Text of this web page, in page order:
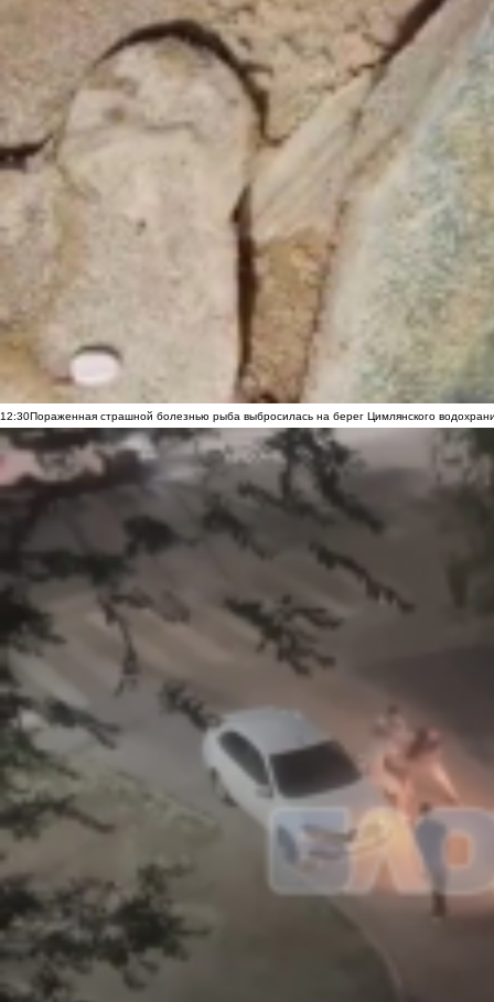
12:30Пораженная страшной болезнью рыба выбросилась на берег Цимлянского